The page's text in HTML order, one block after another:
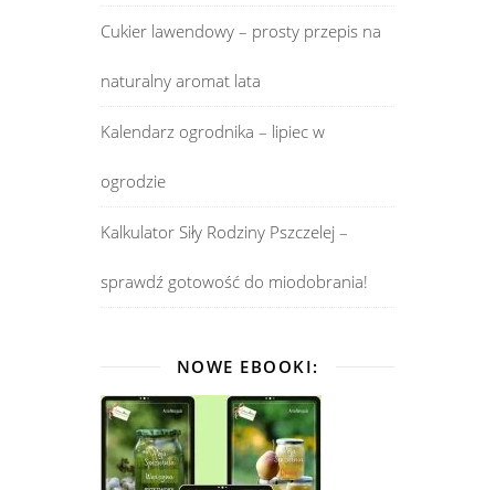
Cukier lawendowy – prosty przepis na
naturalny aromat lata
Kalendarz ogrodnika – lipiec w
ogrodzie
Kalkulator Siły Rodziny Pszczelej –
sprawdź gotowość do miodobrania!
NOWE EBOOKI: